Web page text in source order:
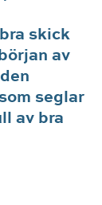
skick
av
seglar
av bra